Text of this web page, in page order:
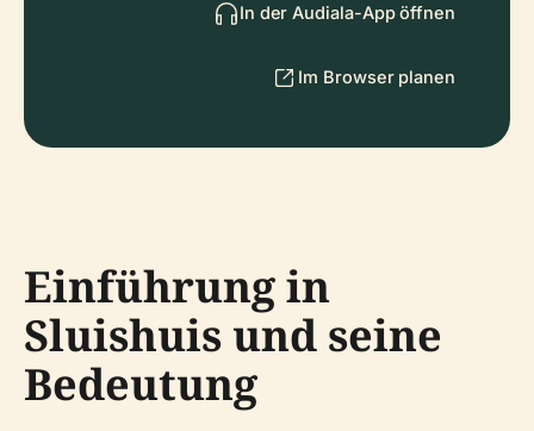
In der Audiala-App öffnen
Im Browser planen
Einführung in
Sluishuis und seine
Bedeutung